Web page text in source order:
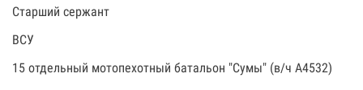
Старший сержант
ВСУ
15 отдельный мотопехотный батальон "Сумы" (в/ч А4532)